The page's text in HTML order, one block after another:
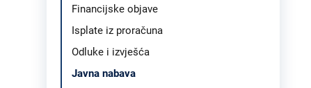
Financijske objave
Isplate iz proračuna
Odluke i izvješća
Javna nabava